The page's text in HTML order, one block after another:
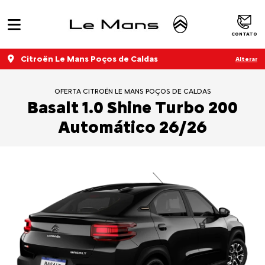
CONTATO
Citroën Le Mans Poços de Caldas Alterar
OFERTA CITROËN LE MANS POÇOS DE CALDAS
Basalt 1.0 Shine Turbo 200
Automático 26/26